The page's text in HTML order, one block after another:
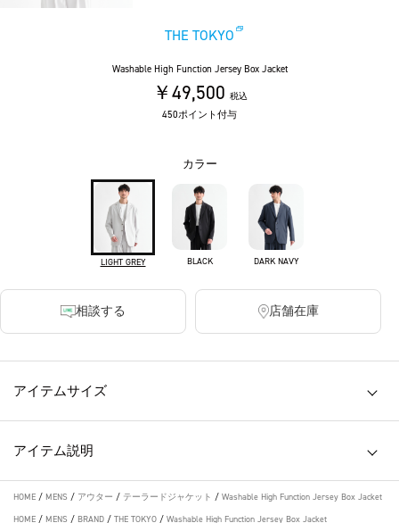
THE TOKYO
Washable High Function Jersey Box Jacket
￥49,500 税込
450ポイント付与
カラー
LIGHT GREY BLACK DARK NAVY
相談する 店舗在庫
アイテムサイズ
アイテム説明
HOME / MENS / アウター / テーラードジャケット / Washable High Function Jersey Box Jacket
HOME / MENS / BRAND / THE TOKYO / Washable High Function Jersey Box Jacket